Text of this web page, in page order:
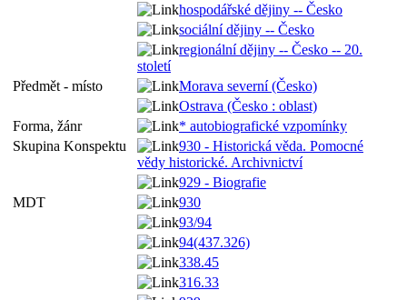
hospodářské dějiny -- Česko
sociální dějiny -- Česko
regionální dějiny -- Česko -- 20.
století
Předmět - místo
Morava severní (Česko)
Ostrava (Česko : oblast)
Forma, žánr
* autobiografické vzpomínky
Skupina Konspektu
930 - Historická věda. Pomocné
vědy historické. Archivnictví
929 - Biografie
MDT
930
93/94
94(437.326)
338.45
316.33